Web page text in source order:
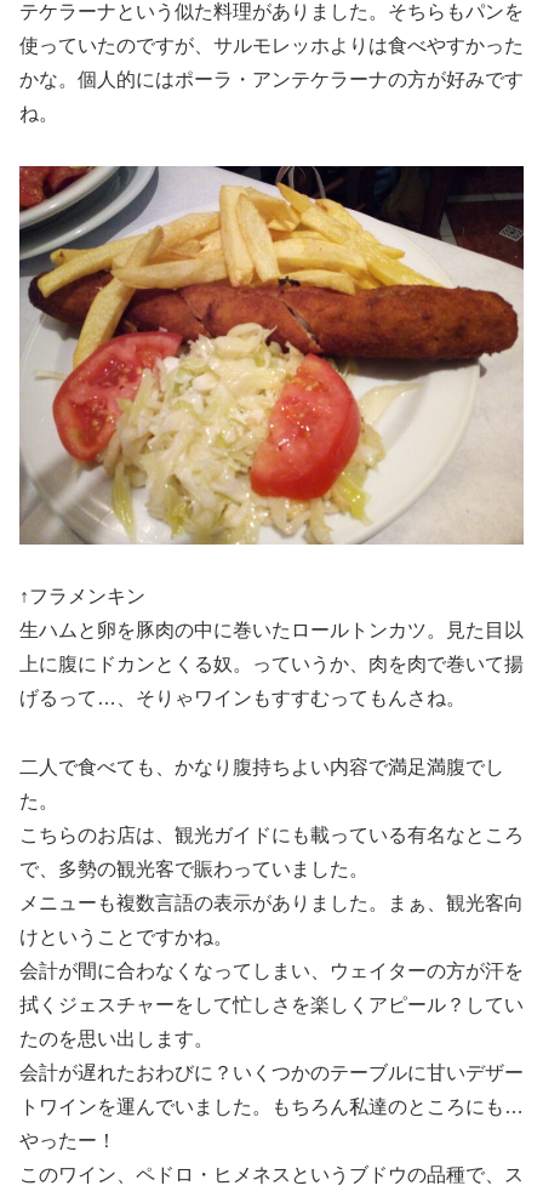
テケラーナという似た料理がありました。そちらもパンを
使っていたのですが、サルモレッホよりは食べやすかった
かな。個人的にはポーラ・アンテケラーナの方が好みです
ね。
↑フラメンキン
生ハムと卵を豚肉の中に巻いたロールトンカツ。見た目以
上に腹にドカンとくる奴。っていうか、肉を肉で巻いて揚
げるって…、そりゃワインもすすむってもんさね。
二人で食べても、かなり腹持ちよい内容で満足満腹でし
た。
こちらのお店は、観光ガイドにも載っている有名なところ
で、多勢の観光客で賑わっていました。
メニューも複数言語の表示がありました。まぁ、観光客向
けということですかね。
会計が間に合わなくなってしまい、ウェイターの方が汗を
拭くジェスチャーをして忙しさを楽しくアピール？してい
たのを思い出します。
会計が遅れたおわびに？いくつかのテーブルに甘いデザー
トワインを運んでいました。もちろん私達のところにも…
やったー！
このワイン、ペドロ・ヒメネスというブドウの品種で、ス